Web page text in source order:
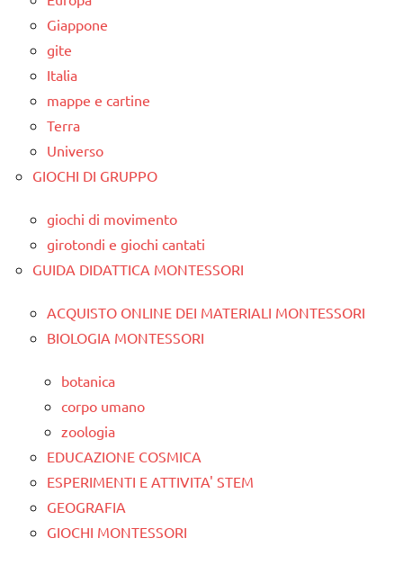
Giappone
gite
Italia
mappe e cartine
Terra
Universo
GIOCHI DI GRUPPO
giochi di movimento
girotondi e giochi cantati
GUIDA DIDATTICA MONTESSORI
ACQUISTO ONLINE DEI MATERIALI MONTESSORI
BIOLOGIA MONTESSORI
botanica
corpo umano
zoologia
EDUCAZIONE COSMICA
ESPERIMENTI E ATTIVITA' STEM
GEOGRAFIA
GIOCHI MONTESSORI